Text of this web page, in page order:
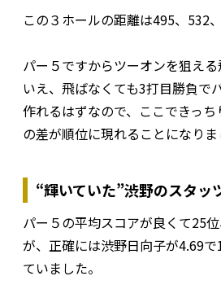
この３ホールの距離は495、532
パー５ですからツーオンを狙え
いえ、飛ばなくても3打目勝負で
作れるはずなので、ここできっ
の差が順位に現れることになりま
“輝いていた”渋野のスタッ
パー５の平均スコアが良くて25
が、正確には渋野日向子が4.69
ていました。